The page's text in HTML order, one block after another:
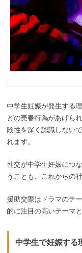
中学生妊娠が発生する
どの売春行為があげら
険性を深く認識しない
れます。
性交が中学生妊娠につ
うことも、これからの
援助交際はドラマのテ
的に注目の高いテーマと
中学生で妊娠す